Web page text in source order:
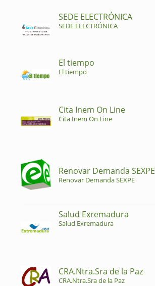
SEDE ELECTRÓNICA
SEDE ELECTRÓNICA
El tiempo
El tiempo
Cita Inem On Line
Cita Inem On Line
Renovar Demanda SEXPE
Renovar Demanda SEXPE
Salud Exremadura
Salud Exremadura
CRA.Ntra.Sra de la Paz
CRA.Ntra.Sra de la Paz